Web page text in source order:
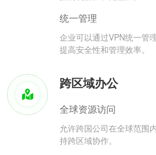
统一管理
企业可以通过VPN统一管
提高安全性和管理效率。
跨区域办公
全球资源访问
允许跨国公司在全球范围
持跨区域协作。